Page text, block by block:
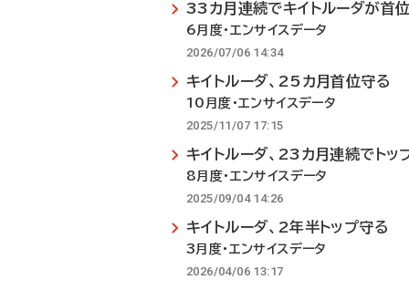
33カ月連続でキイトルーダが首位
6月度・エンサイスデータ
2026/07/06 14:34
キイトルーダ、25カ月首位守る
10月度・エンサイスデータ
2025/11/07 17:15
キイトルーダ、23カ月連続でトッ
8月度・エンサイスデータ
2025/09/04 14:26
キイトルーダ、2年半トップ守る
3月度・エンサイスデータ
2026/04/06 13:17